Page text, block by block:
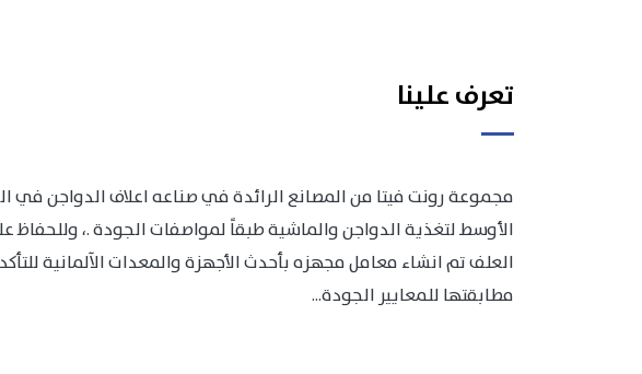
تعرف علينا
مجموعة رونت فيتا من المصانع الرائدة في صناعه اعلاف الدواجن في
الأوسط لتغذية الدواجن والماشية طبقاً لمواصفات الجودة .، وللحفاظ
العلف تم انشاء معامل مجهزه بأحدث الأجهزة والمعدات الآلمانية
مطابقتها للمعايير الجودة...